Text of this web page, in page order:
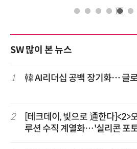
SW 많이 본 뉴스
1 韓 AI리더십 공백 장기화… 글
2
[테크데이, 빛으로 通한다]<2>
루션 수직 계열화…'실리콘 포